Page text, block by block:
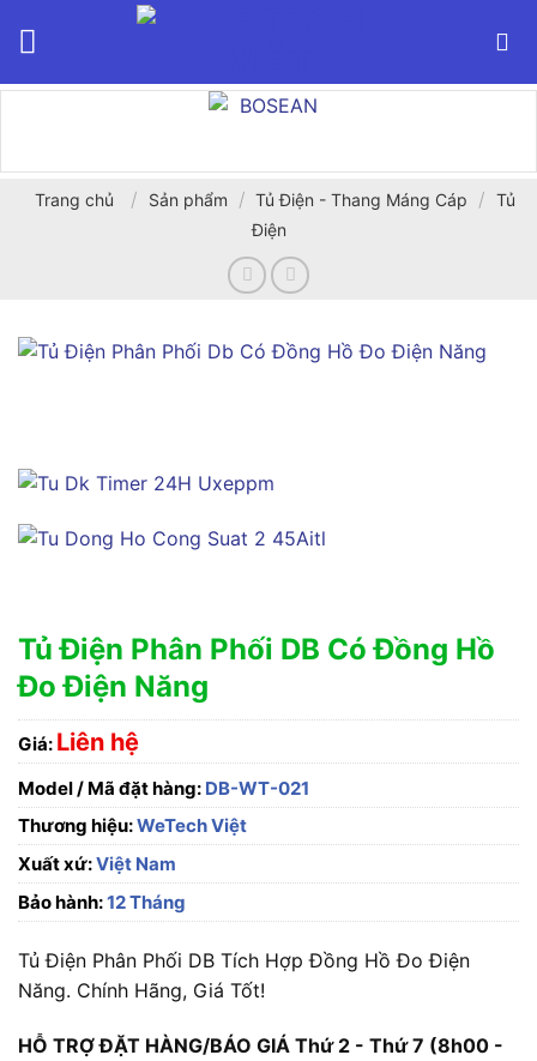
Trang chủ / Sản phẩm / Tủ Điện - Thang Máng Cáp / Tủ
Điện
Tủ Điện Phân Phối DB Có Đồng Hồ
Đo Điện Năng
Giá: Liên hệ
Model / Mã đặt hàng: DB-WT-021
Thương hiệu:WeTech Việt
Xuất xứ:Việt Nam
Bảo hành:12 Tháng
Tủ Điện Phân Phối DB Tích Hợp Đồng Hồ Đo Điện
Năng. Chính Hãng, Giá Tốt!
HỖ TRỢ ĐẶT HÀNG/BÁO GIÁ Thứ 2 - Thứ 7 (8h00 -